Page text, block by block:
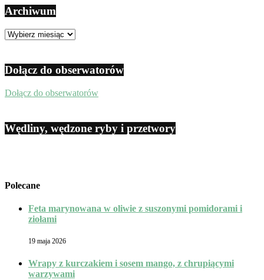
Archiwum
Archiwum
Dołącz do obserwatorów
Dołącz do obserwatorów
Wędliny, wędzone ryby i przetwory
Polecane
Feta marynowana w oliwie z suszonymi pomidorami i
ziołami
19 maja 2026
Wrapy z kurczakiem i sosem mango, z chrupiącymi
warzywami